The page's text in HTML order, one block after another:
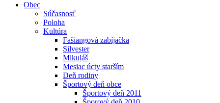
Obec
Súčasnosť
Poloha
Kultúra
Fašiangová zabíjačka
Silvester
Mikuláš
Mesiac úcty starším
Deň rodiny
Športový deň obce
Športový deň 2011